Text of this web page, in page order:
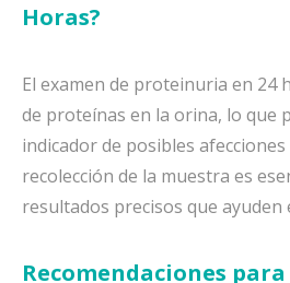
Horas?
El examen de proteinuria en 24
de proteínas en la orina, lo que
indicador de posibles
recolección de la muestra es
resultados precisos que ayuden
Recomendaciones